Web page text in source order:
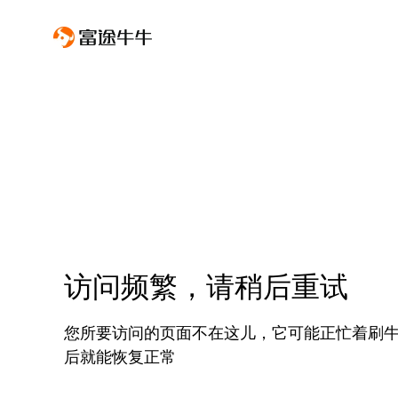
访问频繁，请稍后重试
您所要访问的页面不在这儿，它可能正忙着刷
后就能恢复正常